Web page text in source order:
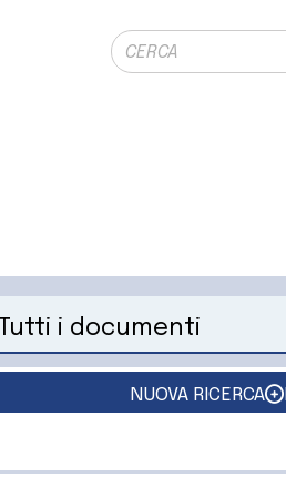
Ricerca globale
un documento
NUOVA RICERCA